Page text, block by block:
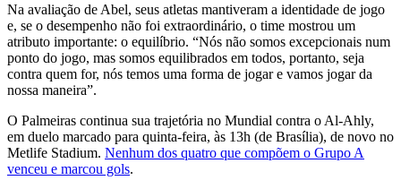
Na avaliação de Abel, seus atletas mantiveram a identidade de jogo
e, se o desempenho não foi extraordinário, o time mostrou um
atributo importante: o equilíbrio. “Nós não somos excepcionais num
ponto do jogo, mas somos equilibrados em todos, portanto, seja
contra quem for, nós temos uma forma de jogar e vamos jogar da
nossa maneira”.
O Palmeiras continua sua trajetória no Mundial contra o Al-Ahly,
em duelo marcado para quinta-feira, às 13h (de Brasília), de novo no
Metlife Stadium. Nenhum dos quatro que compõem o Grupo A
venceu e marcou gols.